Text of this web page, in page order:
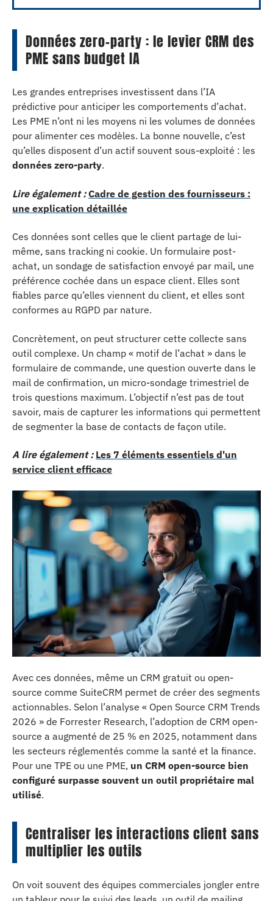
Données zero-party : le levier CRM des
PME sans budget IA
Les grandes entreprises investissent dans l’IA
prédictive pour anticiper les comportements d’achat.
Les PME n’ont ni les moyens ni les volumes de données
pour alimenter ces modèles. La bonne nouvelle, c’est
qu’elles disposent d’un actif souvent sous-exploité : les
données zero-party.
Lire également : Cadre de gestion des fournisseurs :
une explication détaillée
Ces données sont celles que le client partage de lui-
même, sans tracking ni cookie. Un formulaire post-
achat, un sondage de satisfaction envoyé par mail, une
préférence cochée dans un espace client. Elles sont
fiables parce qu’elles viennent du client, et elles sont
conformes au RGPD par nature.
Concrètement, on peut structurer cette collecte sans
outil complexe. Un champ « motif de l’achat » dans le
formulaire de commande, une question ouverte dans le
mail de confirmation, un micro-sondage trimestriel de
trois questions maximum. L’objectif n’est pas de tout
savoir, mais de capturer les informations qui permettent
de segmenter la base de contacts de façon utile.
A lire également : Les 7 éléments essentiels d'un
service client efficace
Avec ces données, même un CRM gratuit ou open-
source comme SuiteCRM permet de créer des segments
actionnables. Selon l’analyse « Open Source CRM Trends
2026 » de Forrester Research, l’adoption de CRM open-
source a augmenté de 25 % en 2025, notamment dans
les secteurs réglementés comme la santé et la finance.
Pour une TPE ou une PME, un CRM open-source bien
configuré surpasse souvent un outil propriétaire mal
utilisé.
Centraliser les interactions client sans
multiplier les outils
On voit souvent des équipes commerciales jongler entre